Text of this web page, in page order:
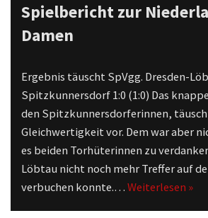
Spielbericht zur
Damen
Ergebnis täuscht SpVgg. Dresden-
Spitzkunnersdorf 1:0 (1:0) Das
den Spitzkunnersdorferinnen,
Gleichwertigkeit vor. Dem war aber
es beiden Torhüterinnen zu
Löbtau nicht noch mehr Treffer auf
verbuchen konnte.…Weiterlesen »